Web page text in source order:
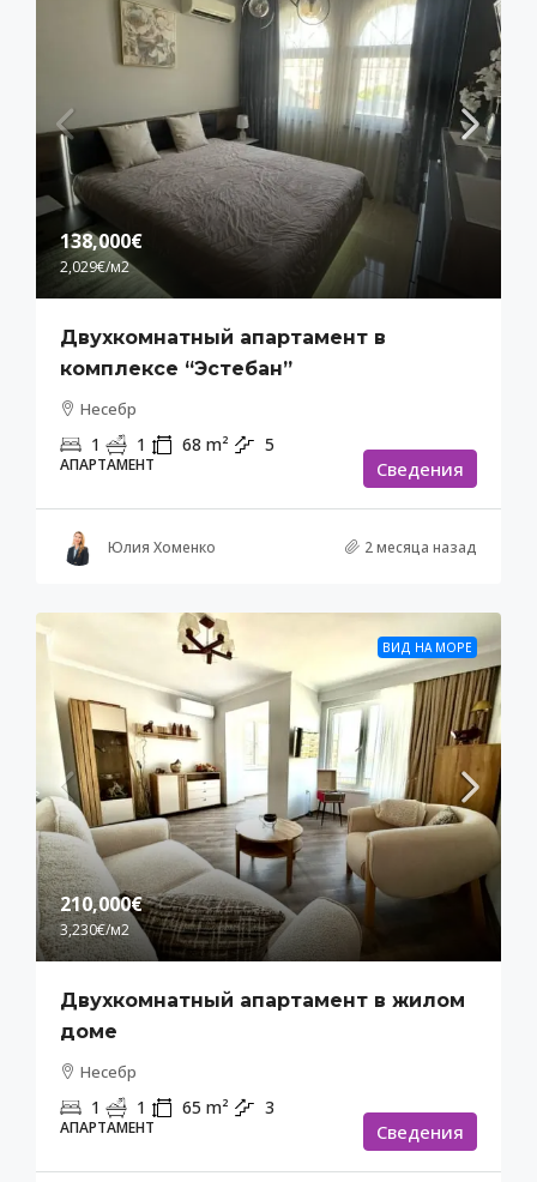
138,000€
2,029€/м2
Двухкомнатный апартамент в
комплексе “Эстебан”
Несебр
1 1 68 m² 5
АПАРТАМЕНТ Cведения
Юлия Хоменко 2 месяца назад
ВИД НА МОРЕ
210,000€
3,230€/м2
Двухкомнатный апартамент в жилом
доме
Несебр
1 1 65 m² 3
АПАРТАМЕНТ Cведения